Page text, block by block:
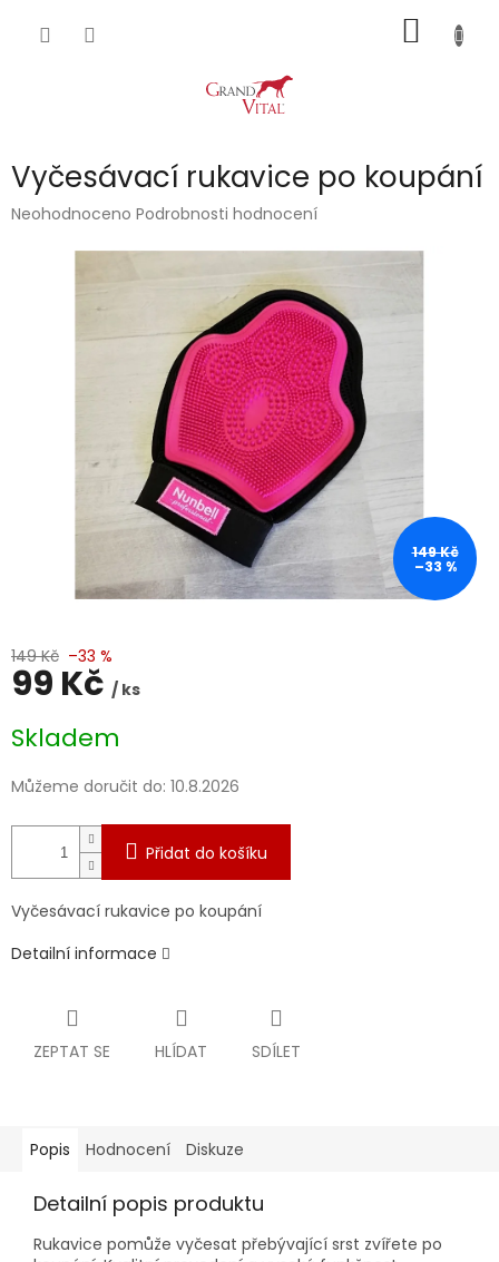
KOŠÍK
Vyčesávací rukavice po koupání
Průměrné
produktu
Neohodnoceno Podrobnosti hodnocení
149 Kč
–33 %
149 Kč –33 %
99 Kč / ks
cena:
Skladem
Můžeme doručit do: 10.8.2026
Přidat do košíku
Vyčesávací rukavice po koupání
Detailní informace
ZEPTAT SE HLÍDAT SDÍLET
Popis Hodnocení Diskuze
Detailní popis produktu
Rukavice pomůže vyčesat přebývající srst zvířete po